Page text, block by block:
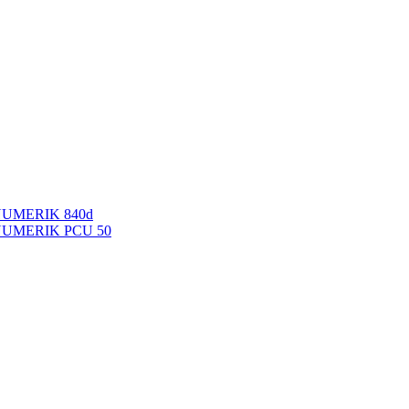
840d
PCU 50